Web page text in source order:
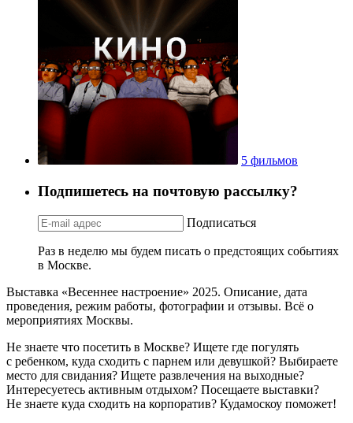
5 фильмов
Подпишетесь на почтовую рассылку?
Подписаться
Раз в неделю мы будем писать о предстоящих событиях
в Москве.
Выставка «Весеннее настроение» 2025. Описание, дата
проведения, режим работы, фотографии и отзывы. Всё о
мероприятиях Москвы.
Не знаете что посетить в Москве? Ищете где погулять
с ребенком, куда сходить с парнем или девушкой? Выбираете
место для свидания? Ищете развлечения на выходные?
Интересуетесь активным отдыхом? Посещаете выставки?
Не знаете куда сходить на корпоратив? Кудамоскоу поможет!